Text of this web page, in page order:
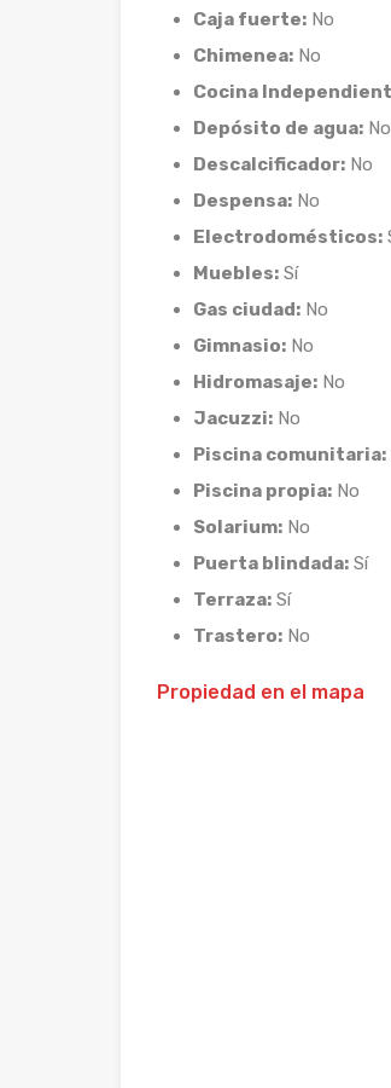
Caja fuerte: No
Chimenea: No
Cocina
Depósito de agua: No
Descalcificador: No
Despensa: No
Electrodomésticos:
Muebles: Sí
Gas ciudad: No
Gimnasio: No
Hidromasaje: No
Jacuzzi: No
Piscina comunitaria:
Piscina propia: No
Solarium: No
Puerta blindada: Sí
Terraza: Sí
Trastero: No
Propiedad en el mapa